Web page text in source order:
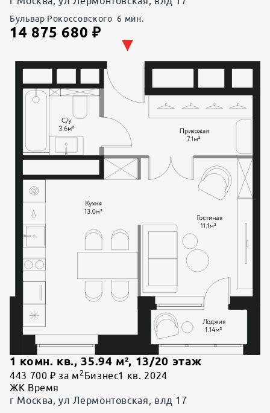
Бульвар Рокоссовского 6 мин.
14 875 680 ₽
1 комн. кв., 35.94 м², 13/20 этаж
443 700 ₽ за м 2 Бизнес1 кв. 2024
ЖК Время
г Москва, ул Лермонтовская, влд 17